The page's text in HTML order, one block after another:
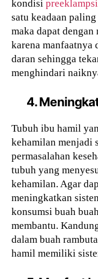
kondisi
satu keadaan
maka dapat
karena manfaatnya
daran sehingga
menghindari
4.
Tubuh ibu hamil
kehamilan menjadi
permasalahan
tubuh yang
kehamilan. Agar
meningkatkan
konsumsi buah
membantu.
dalam buah
hamil memiliki